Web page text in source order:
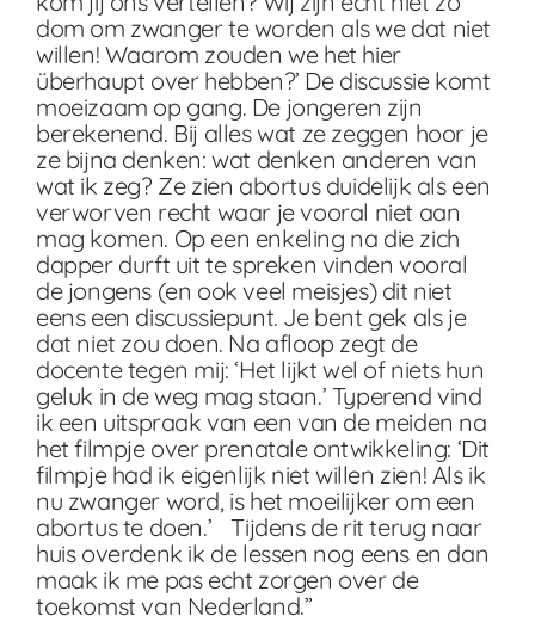
dom om zwanger te worden als we dat niet
willen! Waarom zouden we het hier
überhaupt over hebben?’ De discussie komt
moeizaam op gang. De jongeren zijn
berekenend. Bij alles wat ze zeggen hoor je
ze bijna denken: wat denken anderen van
wat ik zeg? Ze zien abortus duidelijk als een
verworven recht waar je vooral niet aan
mag komen. Op een enkeling na die zich
dapper durft uit te spreken vinden vooral
de jongens (en ook veel meisjes) dit niet
eens een discussiepunt. Je bent gek als je
dat niet zou doen. Na afloop zegt de
docente tegen mij: ‘Het lijkt wel of niets hun
geluk in de weg mag staan.’ Typerend vind
ik een uitspraak van een van de meiden na
het filmpje over prenatale ontwikkeling: ‘Dit
filmpje had ik eigenlijk niet willen zien! Als ik
nu zwanger word, is het moeilijker om een
abortus te doen.’ Tijdens de rit terug naar
huis overdenk ik de lessen nog eens en dan
maak ik me pas echt zorgen over de
toekomst van Nederland.”